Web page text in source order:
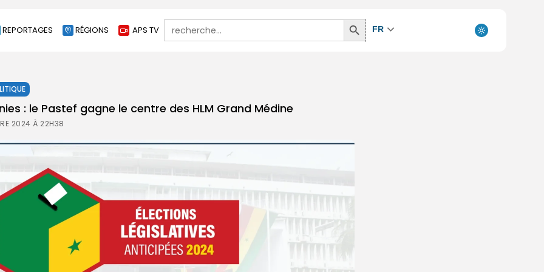
REPORTAGES RÉGIONS APS TV
Search
for:
Search
Button
FR
: le Pastef gagne le centre des HLM Grand Médine
2024 À 22H38